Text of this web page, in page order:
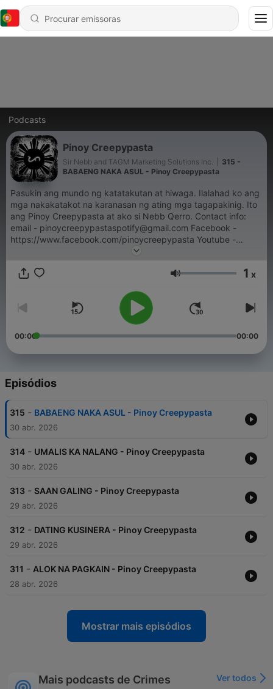
Podcasts
Pinoy Creepypasta
Sir Nebb and TAGM Marketing Solutions Inc.
315 -
BABAENG NAKA ASUL - Pinoy Creepypasta
Pasukin ang mundo ng katatakutan at hiwaga. Ilalahad ko ang
mga nakakatakot na karanasan ng ating mga tagapakinig. Ito
ang Pinoy Creepypasta at ako si Nebb Qerro. Contact info:
email - pinoycreepypastaspotify@gmail.com Facebook -
https://www.facebook.com/pinoycreepypasta Youtube -
https://www.youtube.com/@PinoyCreepypasta
Volume 1 x
00:00 00:00
Episódios
315 - BABAENG NAKA ASUL - Pinoy Creepypasta
30 abr. 2026
314 - UMALIS KA NALANG - Pinoy Creepypasta
30 abr. 2026
313 - SAAN GALING - Pinoy Creepypasta
29 abr. 2026
312 - DATING KUSINERA - Pinoy Creepypasta
29 abr. 2026
311 - ALOK NA PAGKAIN - Pinoy Creepypasta
28 abr. 2026
Mostrar mais episódios
Mais podcasts de Crimes
Ver todos